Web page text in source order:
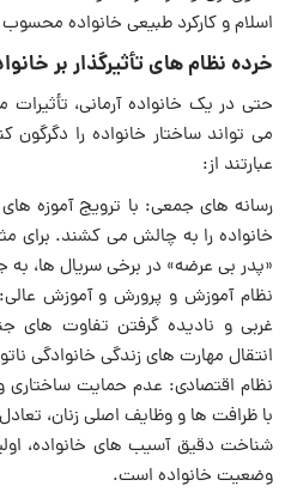
اسلام و کارکرد طبیعی خانواده
خرده نظام های تأثیرگذار بر
حتی در یک خانواده آرمانی،
می تواند ساختار خانواده را
عبارتند از:
رسانه های جمعی: با ترویج آموزه
خانواده را به چالش می کشند. برای
«پدر بی عرضه» در برخی سریال ها، به
نظام آموزش و پرورش و آموزش عالی:
غربی و نادیده گرفتن تفاوت های
انتقال مهارت های زندگی خانوادگی
نظام اقتصادی: عدم حمایت
با ظرافت ها و وظایف اصلی زنان،
شناخت دقیق آسیب های خانواده،
وضعیت خانواده است.